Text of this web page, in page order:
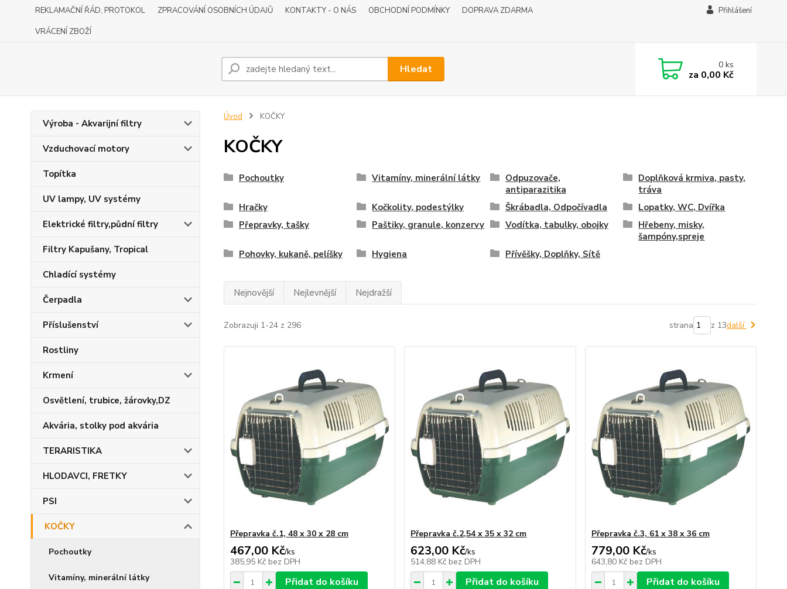
REKLAMAČNÍ ŘÁD, PROTOKOL ZPRACOVÁNÍ OSOBNÍCH ÚDAJŮ KONTAKTY - O NÁS OBCHODNÍ PODMÍNKY
DOPRAVA ZDARMA
VRÁCENÍ ZBOŽÍ
Přihlášení
Hledat 0ks
za 0,00 Kč
Výroba - Akvarijní filtry
Vzduchovací motory
Topítka
UV lampy, UV systémy
Elektrické filtry,půdní filtry
Filtry Kapušany, Tropical
Chladící systémy
Čerpadla
Příslušenství
Rostliny
Krmení
Osvětlení, trubice, žárovky,DZ
Akvária, stolky pod akvária
TERARISTIKA
HLODAVCI, FRETKY
PSI
KOČKY
Pochoutky
Vitamíny, minerální látky
Úvod KOČKY
KOČKY
Pochoutky Vitamíny, minerální látky
Odpuzovače,
antiparazitika
Doplňková krmiva, pasty,
tráva
Hračky
Kočkolity, podestýlky Škrábadla, Odpočívadla
Lopatky, WC, Dvířka
Přepravky, tašky
Paštiky, granule, konzervy Vodítka, tabulky, obojky
Hřebeny, misky,
šampóny,spreje
Pohovky, kukaně, pelíšky
Hygiena Přívěšky, Doplňky, Sítě
Nejnovější Nejlevnější Nejdražší
Zobrazuji 1-24 z 296 strana z 13další
Přepravka č.1, 48 x 30 x 28 cm
467,00 Kč/ks
385,95 Kč bez DPH
Přidat do košíku
Přepravka č.2,54 x 35 x 32 cm
623,00 Kč/ks
514,88 Kč bez DPH
Přidat do košíku
Přepravka č.3, 61 x 38 x 36 cm
779,00 Kč/ks
643,80 Kč bez DPH
Přidat do košíku